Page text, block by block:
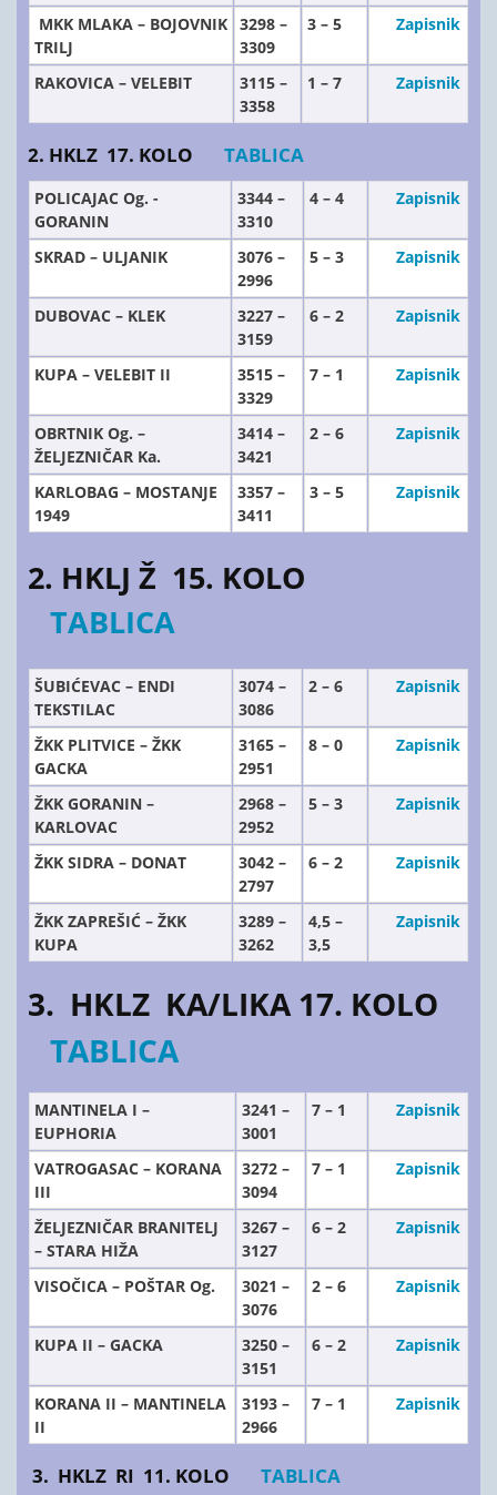
MKK MLAKA – BOJOVNIK
TRILJ
3298 –
3309
3 – 5 Zapisnik
RAKOVICA – VELEBIT
3115 –
3358
1 – 7 Zapisnik
2. HKLZ 17. KOLO TABLICA
POLICAJAC Og. -
GORANIN
3344 –
3310
4 – 4 Zapisnik
SKRAD – ULJANIK
3076 –
2996
5 – 3 Zapisnik
DUBOVAC – KLEK
3227 –
3159
6 – 2 Zapisnik
KUPA – VELEBIT II
3515 –
3329
7 – 1 Zapisnik
OBRTNIK Og. –
ŽELJEZNIČAR Ka.
3414 –
3421
2 – 6 Zapisnik
KARLOBAG – MOSTANJE
1949
3357 –
3411
3 – 5 Zapisnik
2. HKLJ Ž 15. KOLO
TABLICA
ŠUBIĆEVAC – ENDI
TEKSTILAC
3074 –
3086
2 – 6 Zapisnik
ŽKK PLITVICE – ŽKK
GACKA
3165 –
2951
8 – 0 Zapisnik
ŽKK GORANIN –
KARLOVAC
2968 –
2952
5 – 3 Zapisnik
ŽKK SIDRA – DONAT
3042 –
2797
6 – 2 Zapisnik
ŽKK ZAPREŠIĆ – ŽKK
KUPA
3289 –
3262
4,5 –
3,5
Zapisnik
3. HKLZ KA/LIKA 17. KOLO
TABLICA
MANTINELA I –
EUPHORIA
3241 –
3001
7 – 1 Zapisnik
VATROGASAC – KORANA
III
3272 –
3094
7 – 1 Zapisnik
ŽELJEZNIČAR BRANITELJ
– STARA HIŽA
3267 –
3127
6 – 2 Zapisnik
VISOČICA – POŠTAR Og.
3021 –
3076
2 – 6 Zapisnik
KUPA II – GACKA
3250 –
3151
6 – 2 Zapisnik
KORANA II – MANTINELA
II
3193 –
2966
7 – 1 Zapisnik
3. HKLZ RI 11. KOLO TABLICA